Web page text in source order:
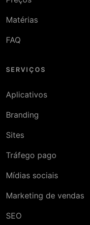
Matérias
FAQ
SERVIÇOS
Aplicativos
Branding
Sites
Tráfego pago
Mídias sociais
Marketing de vendas
SEO